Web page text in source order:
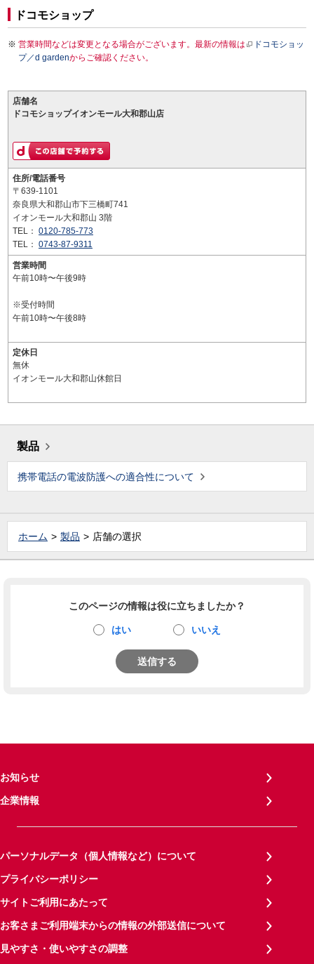
ドコモショップ
営業時間などは変更となる場合がございます。最新の情報は
ドコモショッ
プ／d gardenからご確認ください。
店舗名
ドコモショップイオンモール大和郡山店
住所/電話番号
〒639-1101
奈良県大和郡山市下三橋町741
イオンモール大和郡山 3階
TEL： 0120-785-773
TEL： 0743-87-9311
営業時間
午前10時〜午後9時
※受付時間
午前10時〜午後8時
定休日
無休
イオンモール大和郡山休館日
製品
携帯電話の電波防護への適合性について
ホーム 製品 店舗の選択
このページの情報は役に立ちましたか？
はい いいえ
送信する
お知らせ
企業情報
パーソナルデータ（個人情報など）について
プライバシーポリシー
サイトご利用にあたって
お客さまご利用端末からの情報の外部送信について
見やすさ・使いやすさの調整